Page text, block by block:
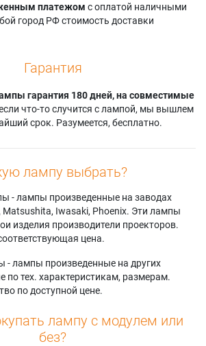
платежом с оплатой наличными
город РФ стоимость доставки
Гарантия
гарантия 180 дней, на совместимые
что-то случится с лампой, мы вышлем
срок. Разумеется, бесплатно.
лампу выбрать?
- лампы произведенные на заводах
Matsushita, Iwasaki, Phoenix. Эти лампы
изделия производители проекторов.
цена.
лампы произведенные на других
по тех. характеристикам, размерам.
по доступной цене.
лампу с модулем или
без?